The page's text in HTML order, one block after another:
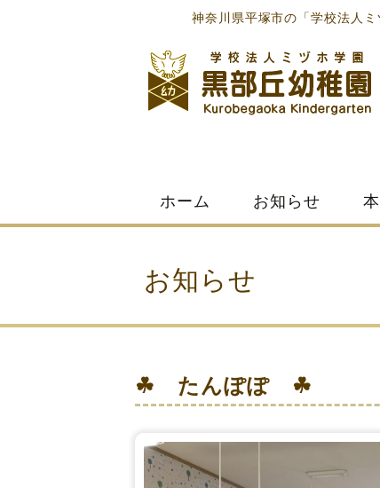
神奈川県平塚市の「学校法人
content
ホーム お知らせ
お知らせ
☘ たんぽぽ ☘